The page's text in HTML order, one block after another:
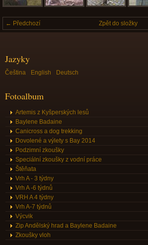
← Předchozí Zpět do složky
Jazyky
Čeština English Deutsch
Fotoalbum
Artemis z Kyšperských lesů
Baylene Badaine
Canicross a dog trekking
Dovolené a výlety s Bay 2014
Podzimní zkoušky
Speciální zkoušky z vodní práce
Štěňata
Vrh A - 3 týdny
Vrh A -6 týdnů
VRH A 4 týdny
Vrh A-7 týdnů
Výcvik
Zip Andělský hrad a Baylene Badaine
Zkoušky vloh